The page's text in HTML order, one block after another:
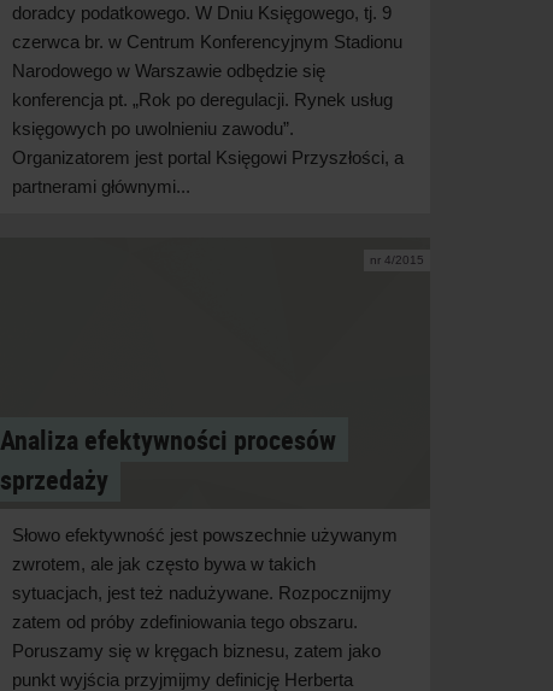
doradcy podatkowego. W Dniu Księgowego, tj. 9
czerwca br. w Centrum Konferencyjnym Stadionu
Narodowego w Warszawie odbędzie się
konferencja pt. „Rok po deregulacji. Rynek usług
księgowych po uwolnieniu zawodu”.
Organizatorem jest portal Księgowi Przyszłości, a
partnerami głównymi...
nr 4/2015
Analiza efektywności procesów
sprzedaży
Słowo efektywność jest powszechnie używanym
zwrotem, ale jak często bywa w takich
sytuacjach, jest też nadużywane. Rozpocznijmy
zatem od próby zdefiniowania tego obszaru.
Poruszamy się w kręgach biznesu, zatem jako
punkt wyjścia przyjmijmy definicję Herberta